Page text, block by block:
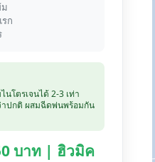
ม
รก
โตรเจนได้ 2-3 เท่า
าปกติ ผสมฉีดพ่นพร้อมกัน
บาท | ฮิวมิค